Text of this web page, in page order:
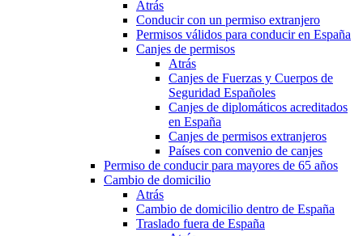
Atrás
Conducir con un permiso extranjero
Permisos válidos para conducir en España
Canjes de permisos
Atrás
Canjes de Fuerzas y Cuerpos de
Seguridad Españoles
Canjes de diplomáticos acreditados
en España
Canjes de permisos extranjeros
Países con convenio de canjes
Permiso de conducir para mayores de 65 años
Cambio de domicilio
Atrás
Cambio de domicilio dentro de España
Traslado fuera de España